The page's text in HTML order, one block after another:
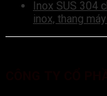
Inox SUS 304
inox, thang